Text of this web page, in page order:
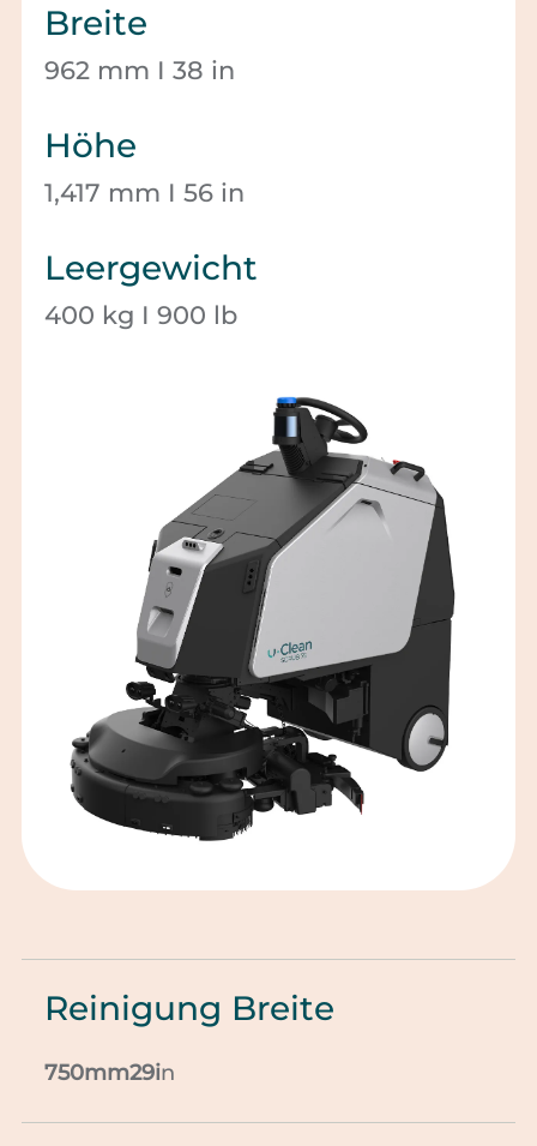
Breite
962 mm I 38 in
Höhe
1,417 mm I 56 in
Leergewicht
400 kg I 900 lb
Reinigung Breite
750mm29in